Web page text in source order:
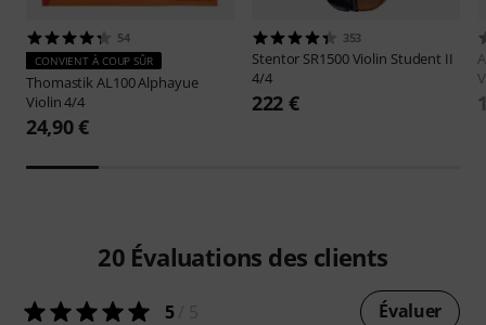
54
CONVIENT À COUP SÛR
ThomastikAL100 Alphayue
Violin 4/4
24,90 €
353
Stentor SR1500 Violin Student II
4/4
222 €
20 Évaluations des clients
5/ 5 Évaluer